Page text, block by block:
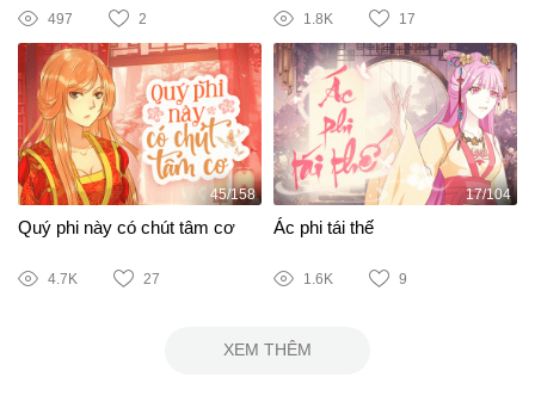
497 2 1.8K 17
45/158
Quý phi này có chút tâm cơ
4.7K 27
17/104
Ác phi tái thế
1.6K 9
XEM THÊM